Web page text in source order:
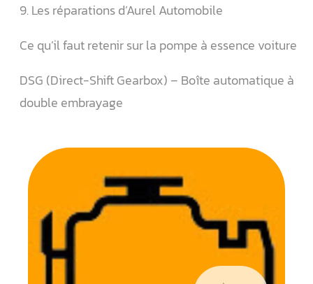
9. Les réparations d’Aurel Automobile
Ce qu’il faut retenir sur la pompe à essence voiture
DSG (Direct-Shift Gearbox) – Boîte automatique à
double embrayage